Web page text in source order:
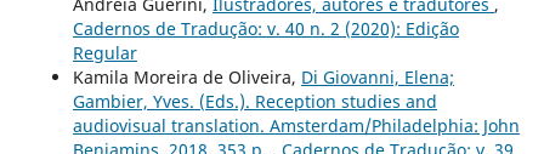
Cadernos de Tradução: v. 40 n. 2 (2020): Edição
Regular
Kamila Moreira de Oliveira, Di Giovanni, Elena;
Gambier, Yves. (Eds.). Reception studies and
audiovisual translation. Amsterdam/Philadelphia: John